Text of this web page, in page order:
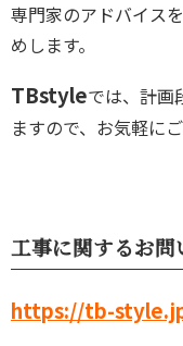
専門家のアドバイス
めします。
TBstyleでは、計画
ますので、お気軽に
工事に関するお
https://tb-